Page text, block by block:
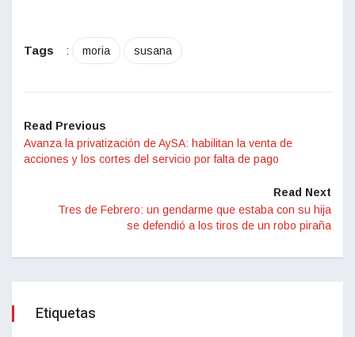
Tags : moria susana
Read Previous
Avanza la privatización de AySA: habilitan la venta de
acciones y los cortes del servicio por falta de pago
Read Next
Tres de Febrero: un gendarme que estaba con su hija
se defendió a los tiros de un robo piraña
Etiquetas